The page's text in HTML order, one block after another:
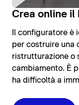
Crea online il
Il configuratore è
per costruire una
ristrutturazione o
cambiamento. È
ha difficoltà a